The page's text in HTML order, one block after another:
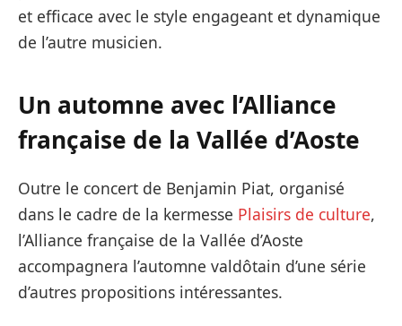
et efficace avec le style engageant et dynamique
de l’autre musicien.
Un automne avec l’Alliance
française de la Vallée d’Aoste
Outre le concert de Benjamin Piat, organisé
dans le cadre de la kermesse Plaisirs de culture,
l’Alliance française de la Vallée d’Aoste
accompagnera l’automne valdôtain d’une série
d’autres propositions intéressantes.